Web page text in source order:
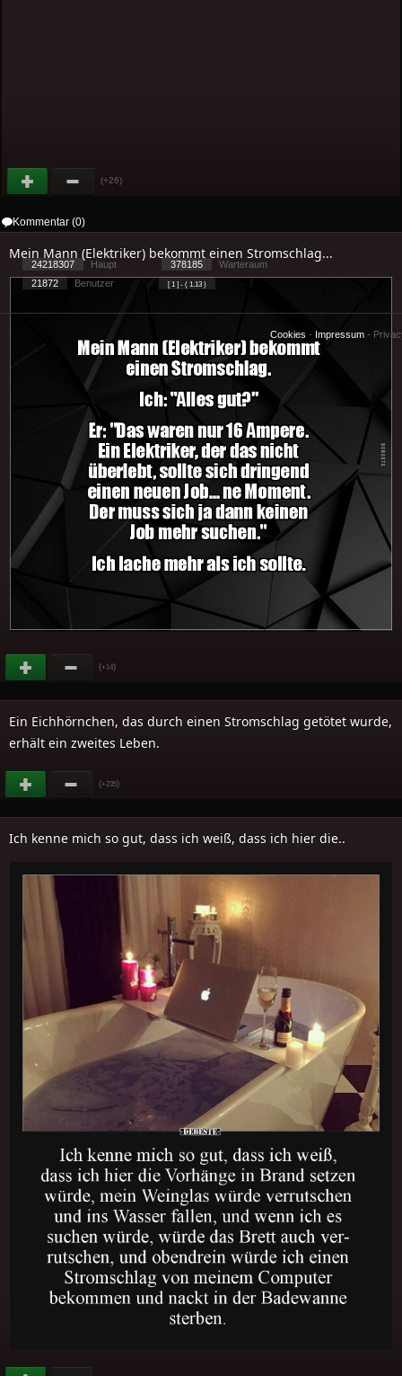
(+26)
Kommentar (0)
Mein Mann (Elektriker) bekommt einen Stromschlag...
(+14)
Ein Eichhörnchen, das durch einen Stromschlag getötet wurde,
erhält ein zweites Leben.
(+235)
Ich kenne mich so gut, dass ich weiß, dass ich hier die..
24218307 Haupt 378185
Warteraum
21872
Benutzer [ 1 ] - ( 1.13 )
Cookies - Impressum -